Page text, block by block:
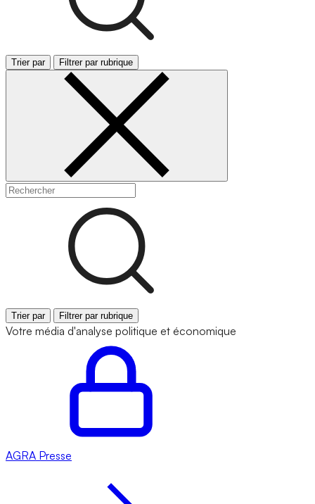
Trier par Filtrer par rubrique
Trier par Filtrer par rubrique
Votre média d'analyse politique et économique
AGRA Presse